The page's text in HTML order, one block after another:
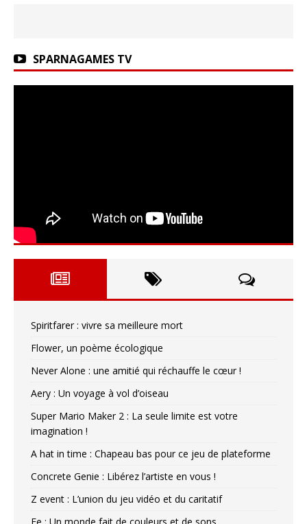
SPARNAGAMES TV
Spiritfarer : vivre sa meilleure mort
Flower, un poème écologique
Never Alone : une amitié qui réchauffe le cœur !
Aery : Un voyage à vol d’oiseau
Super Mario Maker 2 : La seule limite est votre
imagination !
A hat in time : Chapeau bas pour ce jeu de plateforme
Concrete Genie : Libérez l’artiste en vous !
Z event : L’union du jeu vidéo et du caritatif
Fe : Un monde fait de couleurs et de sons